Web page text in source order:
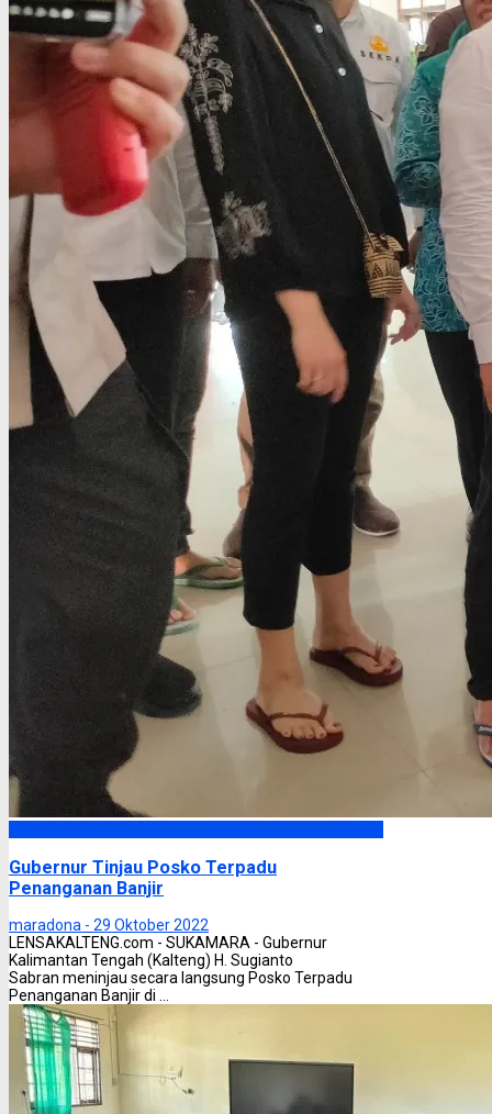
Gubernur Tinjau Posko Terpadu
Penanganan Banjir
maradona - 29 Oktober 2022
LENSAKALTENG.com - SUKAMARA - Gubernur
Kalimantan Tengah (Kalteng) H. Sugianto
Sabran meninjau secara langsung Posko Terpadu
Penanganan Banjir di ...